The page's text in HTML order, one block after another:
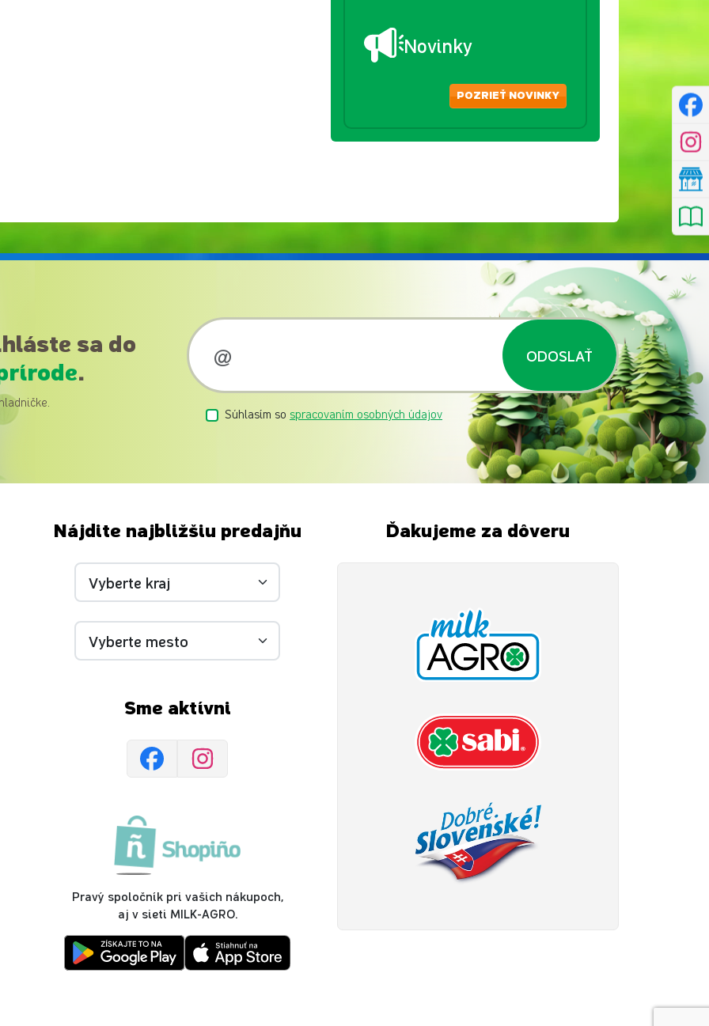
Novinky
POZRIEŤ NOVINKY
sa do
.
ODOSLAŤ
Súhlasím so spracovaním osobných údajov
Nájdite najbližšiu predajňu
Sme aktívni
Pravý spoločník pri vašich nákupoch,
aj v sieti MILK-AGRO.
Ďakujeme za dôveru